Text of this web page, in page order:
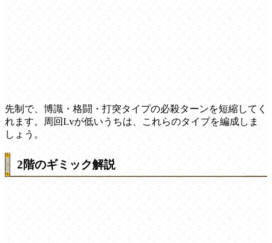
先制で、博識・格闘・打突タイプの必殺ターンを短縮してく
れます。周回Lvが低いうちは、これらのタイプを編成しま
しょう。
2階のギミック解説